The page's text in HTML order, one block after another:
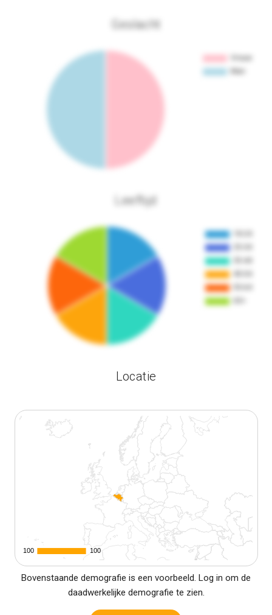
Geslacht
Leeftijd
Locatie
100
100 100
100
Bovenstaande demografie is een voorbeeld. Log in om de
daadwerkelijke demografie te zien.